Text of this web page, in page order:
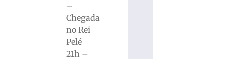
–
Chegada
no Rei
Pelé
21h –